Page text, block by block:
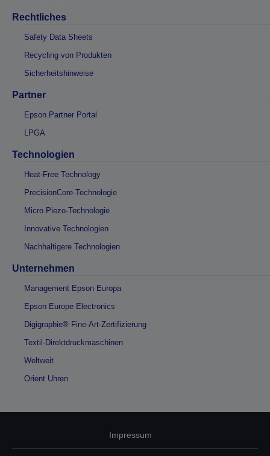
Rechtliches
Safety Data Sheets
Recycling von Produkten
Sicherheitshinweise
Partner
Epson Partner Portal
LPGA
Technologien
Heat-Free Technology
PrecisionCore-Technologie
Micro Piezo-Technologie
Innovative Technologien
Nachhaltigere Technologien
Unternehmen
Management Epson Europa
Epson Europe Electronics
Digigraphie® Fine-Art-Zertifizierung
Textil-Direktdruckmaschinen
Weltweit
Orient Uhren
Impressum